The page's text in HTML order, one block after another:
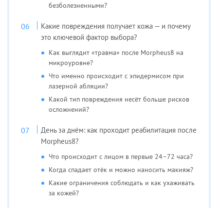
безболезненными?
Какие повреждения получает кожа — и почему
это ключевой фактор выбора?
Как выглядит «травма» после Morpheus8 на
микроуровне?
Что именно происходит с эпидермисом при
лазерной абляции?
Какой тип повреждения несёт больше рисков
осложнений?
День за днём: как проходит реабилитация после
Morpheus8?
Что происходит с лицом в первые 24–72 часа?
Когда спадает отёк и можно наносить макияж?
Какие ограничения соблюдать и как ухаживать
за кожей?